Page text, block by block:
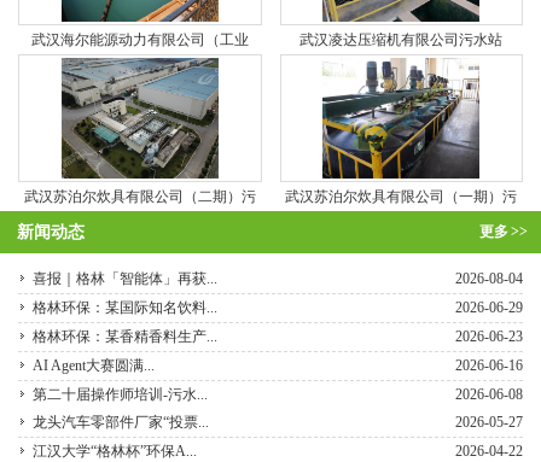
武汉海尔能源动力有限公司（工业
园）污水处理站
武汉凌达压缩机有限公司污水站
武汉苏泊尔炊具有限公司（二期）污
武汉苏泊尔炊具有限公司（一期）污
更多>>
新闻动态
2026-08-04
喜报｜格林「智能体」再获...
2026-06-29
格林环保：某国际知名饮料...
2026-06-23
格林环保：某香精香料生产...
2026-06-16
AI Agent大赛圆满...
2026-06-08
第二十届操作师培训-污水...
2026-05-27
龙头汽车零部件厂家“投票...
2026-04-22
江汉大学“格林杯”环保A...